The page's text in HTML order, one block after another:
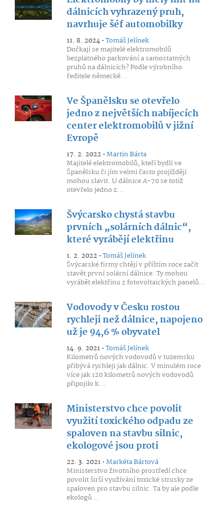
dálnicích vyhrazený pruh,
navrhuje šéf automobilky
11. 8. 2024 •Tomáš Jelínek
Dočkají se majitelé elektromobilů
bezplatného parkování a samostatných
pruhů na dálnicích? Podle výrobního
ředitele německé...
Ve Španělsku se otevřelo
jedno z největších nabíjecích
center elektromobilů v jižní
Evropě
17. 2. 2022 •Martin Bárta
Majitelé elektromobilů, kteří bydlí ve
Španělsku či jím velmi často projíždějí
mohou slavit. U dálnice A-70 se totiž
otevřelo jedno z...
Švýcarsko chystá stavbu
prvních „solárních dálnic“,
které vyrábějí elektřinu
1. 2. 2022 •Tomáš Jelínek
Švýcarské firmy chtějí v příštím roce začít
stavět první solární dálnice. Ty mohou
vyrábět elektřinu z fotovoltaických panelů...
Vodovody v Česku rostou
rychleji než dálnice, napojeno
už je 94,6 % obyvatel
14. 9. 2021 •Tomáš Jelínek
Kilometrů nových vodovodů v tuzemsku
přibývá rychleji jak dálnic. V minulém roce
více jak 120 kilometrů nových vodovodů
připojilo k...
Ministerstvo chce povolit
využití toxického odpadu ze
spaloven na stavbu silnic,
ekologové jsou proti
22. 3. 2021 •Markéta Bártová
Ministerstvo životního prostředí chce
povolit širší využívání toxické strusky ze
spaloven pro stavbu silnic. Ta by ale podle
ekologů...